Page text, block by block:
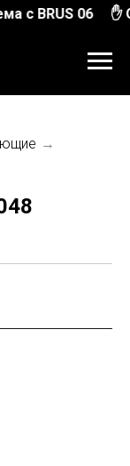
с BRUS 06 ✋
→